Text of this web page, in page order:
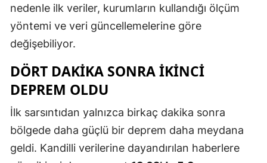
nedenle ilk veriler, kurumların kullandığı ölçüm
yöntemi ve veri güncellemelerine göre
değişebiliyor.
DÖRT DAKIKA SONRA IKINCI
DEPREM OLDU
İlk sarsıntıdan yalnızca birkaç dakika sonra
bölgede daha güçlü bir deprem daha meydana
geldi. Kandilli verilerine dayandırılan haberlere